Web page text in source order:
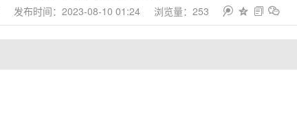
发布时间：2023-08-10 01:24 浏览量：253    